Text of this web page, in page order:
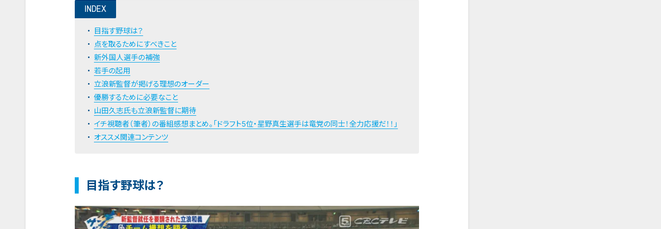
INDEX
目指す野球は？
点を取るためにすべきこと
新外国人選手の補強
若手の起用
立浪新監督が掲げる理想のオーダー
優勝するために必要なこと
山田久志氏も立浪新監督に期待
イチ視聴者（筆者）の番組感想まとめ。「ドラフト5位・星野真生選手は竜党の同士！全力応援だ！！」
オススメ関連コンテンツ
目指す野球は？